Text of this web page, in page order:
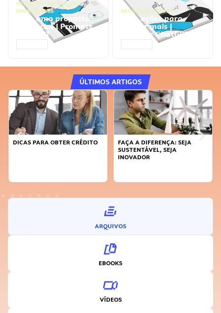
NEGÓCIOS, PROCESSOS
EMPRESARIAIS
Faça uma proposta
comercial | Prompts
ChatGPT
NEGÓCIOS, VENDAS
Faça ações para
vender mais |
Prompts ChatGPT
ÚLTIMOS ARTIGOS
DICAS PARA OBTER CRÉDITO
FAÇA A DIFERENÇA: SEJA
SUSTENTÁVEL, SEJA
INOVADOR
ARQUIVOS
EBOOKS
VÍDEOS